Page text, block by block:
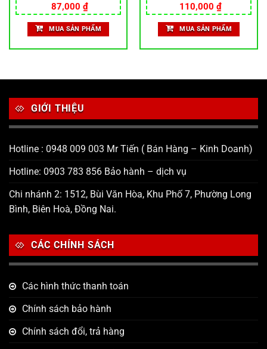
Được xếp
hạng5.00
5 sao
87,000 ₫
MUA SẢN PHẨM
Được xếp
hạng5.00
5 sao
110,000 ₫
MUA SẢN PHẨM
GIỚI THIỆU
Hotline : 0948 009 003 Mr Tiến ( Bán Hàng – Kinh Doanh)
Hotline: 0903 783 856 Bảo hành – dịch vụ
Chi nhánh 2: 1512, Bùi Văn Hòa, Khu Phố 7, Phường Long
Bình, Biên Hoà, Đồng Nai.
CÁC CHÍNH SÁCH
Các hình thức thanh toán
Chính sách bảo hành
Chính sách đổi, trả hàng